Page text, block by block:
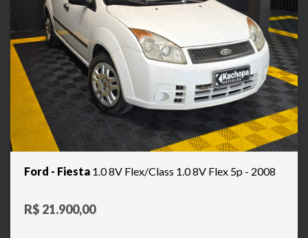
Ford - Fiesta 1.0 8V Flex/Class 1.0 8V Flex 5p - 2008
R$ 21.900,00